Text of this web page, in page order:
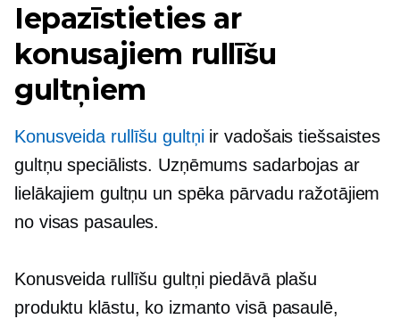
Iepazīstieties ar
konusajiem rullīšu
gultņiem
Konusveida rullīšu gultņiir vadošais tiešsaistes
gultņu speciālists. Uzņēmums sadarbojas ar
lielākajiem gultņu un spēka pārvadu ražotājiem
no visas pasaules.
Konusveida rullīšu gultņi piedāvā plašu
produktu klāstu, ko izmanto visā pasaulē,